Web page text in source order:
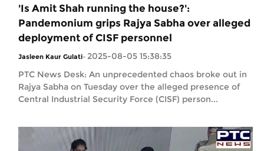
'Is Amit Shah running the house?':
Pandemonium grips Rajya Sabha over alleged
deployment of CISF personnel
Jasleen Kaur Gulati- 2025-08-05 15:38:35
PTC News Desk: An unprecedented chaos broke out in
Rajya Sabha on Tuesday over the alleged presence of
Central Industrial Security Force (CISF) person...